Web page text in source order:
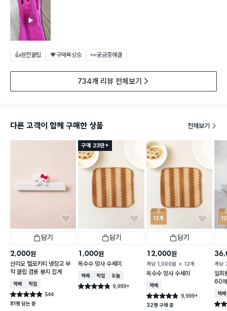
👍완전꿀팁 💗구매욕상승 👀궁금증해결
734개 리뷰 전체보기
다른 고객이 함께 구매한 상품 전체보기
담기
2,000원
산리오 헬로키티 냉장고 부
착 클립 겸용 봉지 집게
택배배송매장픽업
별점 4.9점 544
건 작성
81명 담는 중
구매 23만+
담기
1,000원
옥수수 망사 수세미
택배배송매장픽업오늘배송
별점 4.8점 9,999+
건 작성
12개
담기
12,000원
개당 1,000원 12개
옥수수 망사 수세미
택배배송
별점 4.8점 9,999+
건 작성
32명 구매 중
개당
일
60
택배
별점